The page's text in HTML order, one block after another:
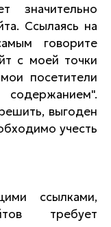
значительно
Ссылаясь на
говорите
с моей точки
посетители
выгоден
учесть
ссылками,
требует